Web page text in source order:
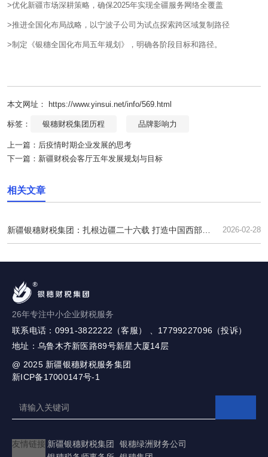
>优化新疆市场深耕策略，确保2025年实现全疆服务网络全覆盖
>推进全国化布局战略，以宁波子公司为试点探索跨区域复制路径
>制定《银穗全国化布局五年规划》，明确各阶段目标和路径。
本文网址： https://www.yinsui.net/info/569.html
标签： 银穗财税集团历程 品牌影响力
上一篇： 后疫情时期企业发展的思考
下一篇： 新疆财税会客厅五年发展规划与目标
相关文章
2026-02-28
新疆银穗财税集团：扎根边疆二十六载 打造中国西部财
税服务新标杆
26年专注中小企业财税服务
联系电话：0991-3822222（客服） 、17799227096（投诉）
地址：乌鲁木齐新医路89号新星大厦14层
@ 2025 新疆银穗财税服务集团
新ICP备17000147号-1
友情链接 新疆银穗财税集团
银穗绿洲财务公司